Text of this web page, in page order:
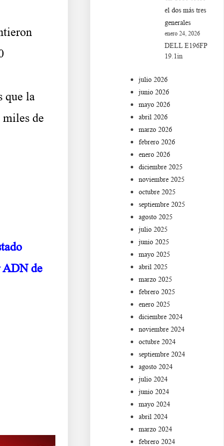
que la
de
ADN de
el dos más tres
generales
enero 24, 2026
DELL E196FP
19.1in
julio 2026
junio 2026
mayo 2026
abril 2026
marzo 2026
febrero 2026
enero 2026
diciembre 2025
noviembre 2025
octubre 2025
septiembre 2025
agosto 2025
julio 2025
junio 2025
mayo 2025
abril 2025
marzo 2025
febrero 2025
enero 2025
diciembre 2024
noviembre 2024
octubre 2024
septiembre 2024
agosto 2024
julio 2024
junio 2024
mayo 2024
abril 2024
marzo 2024
febrero 2024